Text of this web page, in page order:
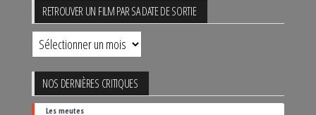
RETROUVER UN FILM PAR SA DATE DE SORTIE
Retrouver
un
film
par
NOS DERNIÈRES CRITIQUES
Les meutes